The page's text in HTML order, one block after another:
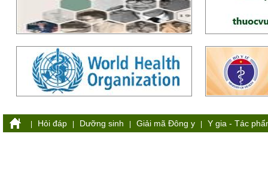
| Hỏi đáp | Dưỡng sinh | Giải mã Đông y | Y gia - Tác